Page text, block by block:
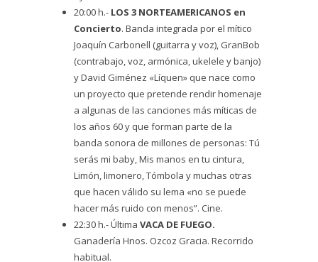
20:00 h.- LOS 3 NORTEAMERICANOS en
Concierto. Banda integrada por el mítico
Joaquín Carbonell (guitarra y voz), GranBob
(contrabajo, voz, armónica, ukelele y banjo)
y David Giménez «Líquen» que nace como
un proyecto que pretende rendir homenaje
a algunas de las canciones más míticas de
los años 60 y que forman parte de la
banda sonora de millones de personas: Tú
serás mi baby, Mis manos en tu cintura,
Limón, limonero, Tómbola y muchas otras
que hacen válido su lema «no se puede
hacer más ruido con menos”. Cine.
22:30 h.- Última VACA DE FUEGO.
Ganadería Hnos. Ozcoz Gracia. Recorrido
habitual.